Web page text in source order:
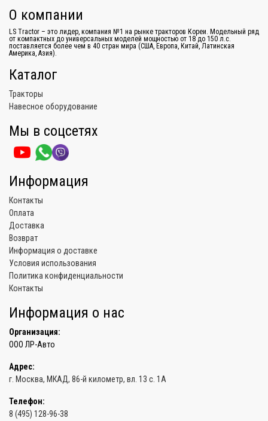
О компании
LS Tractor – это лидер, компания №1 на рынке тракторов Кореи. Модельный ряд
от компактных до универсальных моделей мощностью от 18 до 150 л.с.
поставляется более чем в 40 стран мира (США, Европа, Китай, Латинская
Америка, Азия).
Каталог
Тракторы
Навесное оборудование
Мы в соцсетях
Информация
Контакты
Оплата
Доставка
Возврат
Информация о доставке
Условия использования
Политика конфиденциальности
Контакты
Информация о нас
Организация:
ООО ЛР-Авто
Адрес:
г. Москва, МКАД, 86-й километр, вл. 13 с. 1А
Телефон:
8 (495) 128-96-38